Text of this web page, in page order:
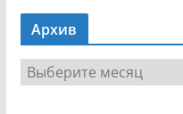
в
г
Архив
р